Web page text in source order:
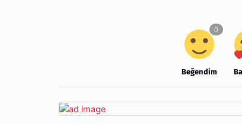
Beğendim